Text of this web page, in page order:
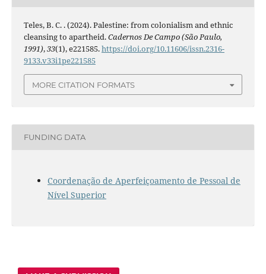
Teles, B. C. . (2024). Palestine: from colonialism and ethnic
cleansing to apartheid.Cadernos De Campo (São Paulo,
1991),33(1), e221585.https://doi.org/10.11606/issn.2316-
9133.v33i1pe221585
MORE CITATION FORMATS
FUNDING DATA
Coordenação de Aperfeiçoamento de Pessoal de
Nível Superior